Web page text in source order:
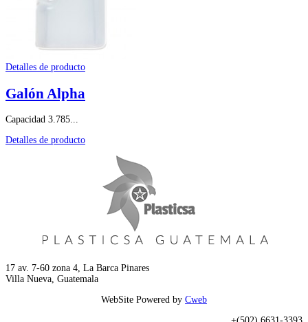
Detalles de producto
Galón Alpha
Capacidad 3.785...
Detalles de producto
17 av. 7-60 zona 4, La Barca Pinares
Villa Nueva, Guatemala
WebSite Powered by Cweb